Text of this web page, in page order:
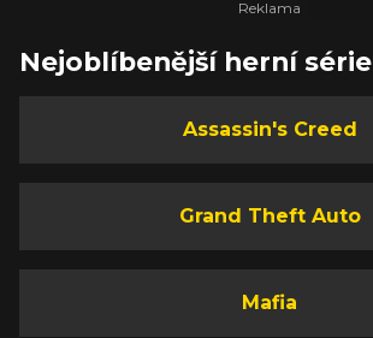
Nejoblíbenější herní série
Assassin's Creed
Grand Theft Auto
Mafia